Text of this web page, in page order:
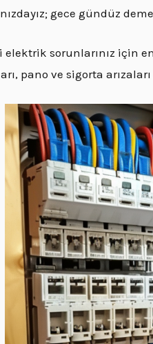
gece gündüz
elektrik sorunlarınız için
pano ve sigorta